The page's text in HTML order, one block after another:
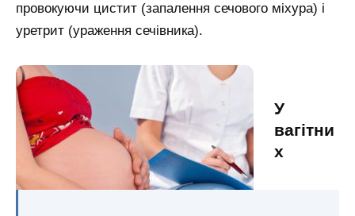
провокуючи цистит (запалення сечового міхура) і
уретрит (ураження сечівника).
У
вагітни
х